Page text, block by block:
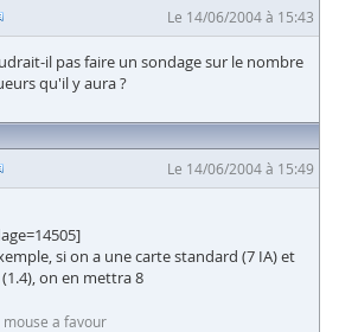
Le 14/06/2004 à 15:43
il pas faire un sondage sur le nombre
qu'il y aura ?
Le 14/06/2004 à 15:49
si on a une carte standard (7 IA) et
(1.4), on en mettra 8
mouse a favour